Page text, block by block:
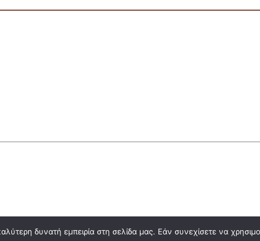
δυνατή εμπειρία στη σελίδα μας. Εάν συνεχίσετε να